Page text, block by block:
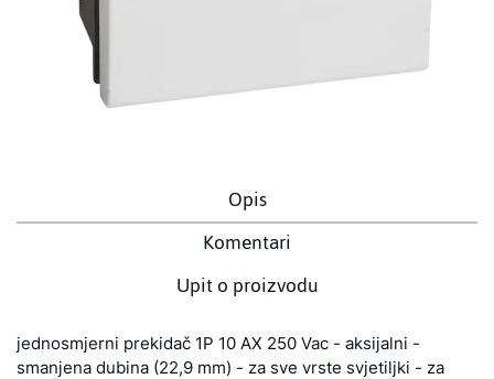
Opis
Komentari
Upit o proizvodu
jednosmjerni prekidač 1P 10 AX 250 Vac - aksijalni -
smanjena dubina (22,9 mm) - za sve vrste svjetiljki - za